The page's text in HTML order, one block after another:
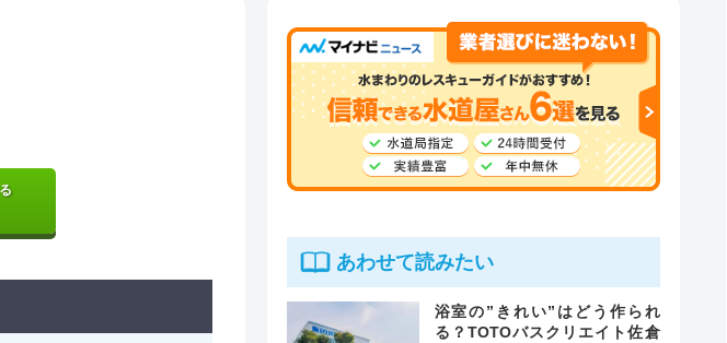
あわせて読みたい
浴室の”きれい”はどう作られ
る？TOTOバスクリエイト佐倉